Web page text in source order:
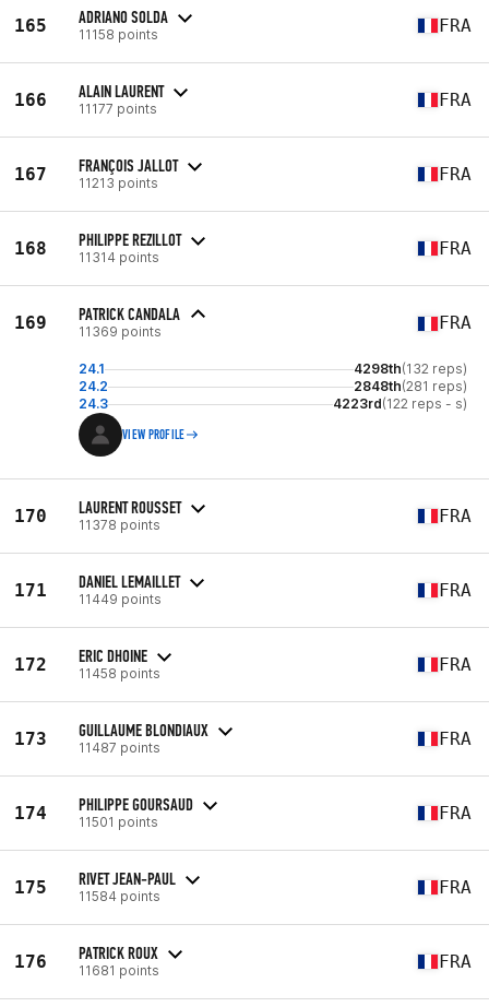
165 ADRIANO SOLDA
11158 points FRA
166 ALAIN LAURENT
11177 points FRA
167 FRANÇOIS JALLOT
11213 points FRA
168 PHILIPPE REZILLOT
11314 points FRA
169 PATRICK CANDALA
11369 points FRA
24.1 4298th(132 reps)
24.2
2848th(281 reps)
24.3
4223rd(122 reps - s)
VIEW PROFILE
170 LAURENT ROUSSET
11378 points FRA
171 DANIEL LEMAILLET
11449 points FRA
172 ERIC DHOINE
11458 points FRA
173 GUILLAUME BLONDIAUX
11487 points FRA
174 PHILIPPE GOURSAUD
11501 points FRA
175 RIVET JEAN-PAUL
11584 points FRA
176 PATRICK ROUX
11681 points FRA